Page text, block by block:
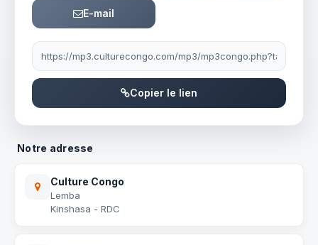
E-mail
Lien à partager
Copier le lien
Notre adresse
Culture Congo
Lemba
Kinshasa - RDC